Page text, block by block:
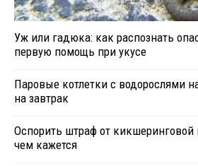
Уж или гадюка: как распознать
первую помощь при укусе
Паровые котлетки с водорослями
на завтрак
Оспорить штраф от
чем кажется